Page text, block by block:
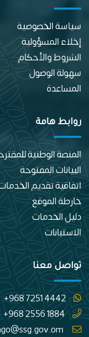
سياسة الخصوصية
إخلاء المسؤولية
الشروط والأحكام
سهولة الوصول
المساعدة
روابط هامة
المنصة الوطنية
البيانات المفتوحة
اتفاقية تقديم
خارطة الموقع
دليل الخدمات
الاستبانات
تواصل معنا
+968 7251 4442
+968 2556 1884